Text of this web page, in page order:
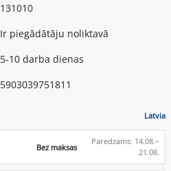
131010
Ir piegādātāju noliktavā
5-10 darba dienas
5903039751811
Latvia
Bez maksas
Paredzams: 14.08.–
21.08.